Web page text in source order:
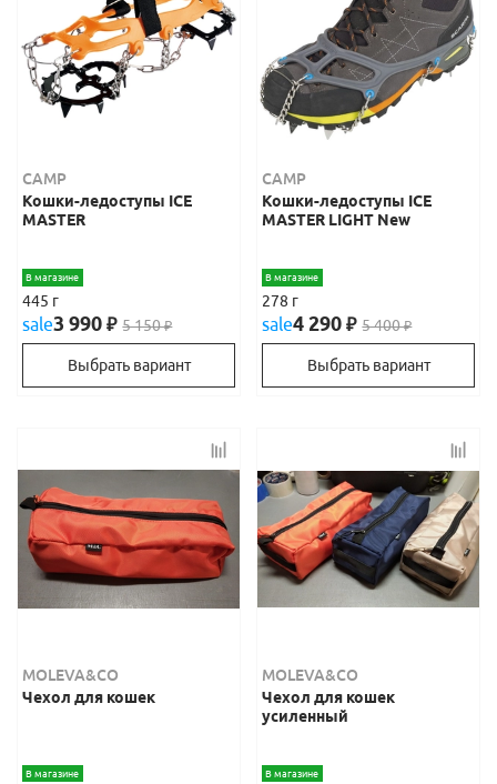
CAMP
Кошки-ледоступы ICE
MASTER
В магазине
445 г
sale3 990₽ 5 150₽
Выбрать вариант
CAMP
Кошки-ледоступы ICE
MASTER LIGHT New
В магазине
278 г
sale4 290₽ 5 400₽
Выбрать вариант
MOLEVA&CO
Чехол для кошек
В магазине
MOLEVA&CO
Чехол для кошек
усиленный
В магазине